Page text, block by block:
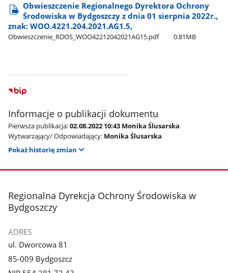
Obwieszczenie Regionalnego Dyrektora Ochrony
Środowiska w Bydgoszczy z dnia 01 sierpnia 2022r.,
znak: WOO.4221.204.2021.AG1.5,
Obwieszczenie​_RDOS​_WOO42212042021AG15.pdf 0.81MB
Informacje o publikacji dokumentu
Pierwsza publikacja:02.08.2022 10:43 Monika Ślusarska
Wytwarzający/ Odpowiadający: Monika Ślusarska
Pokaż historię zmian
stopka
Regionalna Dyrekcja Ochrony Środowiska w
Bydgoszczy
ADRES
ul. Dworcowa 81
85-009 Bydgoszcz